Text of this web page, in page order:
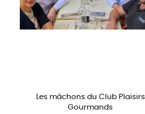
Les mâchons du Club Plaisirs
Gourmands